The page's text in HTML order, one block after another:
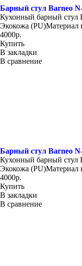
Барный стул Barneo
Кухонный барный стул
Экокожа (PU)Материал
4000р.
Купить
В закладки
В сравнение
Барный стул Barneo
Кухонный барный стул
Экокожа (PU)Материал
4000р.
Купить
В закладки
В сравнение